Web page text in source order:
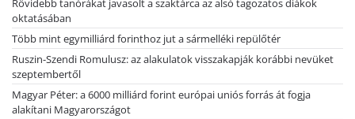
Rövidebb tanórákat javasolt a szaktárca az alsó tagozatos diákok
oktatásában
Több mint egymilliárd forinthoz jut a sármelléki repülőtér
Ruszin-Szendi Romulusz: az alakulatok visszakapják korábbi nevüket
szeptembertől
Magyar Péter: a 6000 milliárd forint európai uniós forrás át fogja
alakítani Magyarországot